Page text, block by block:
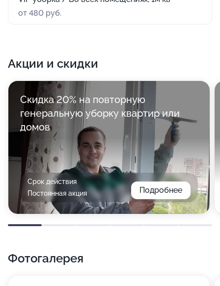
от 480 руб.
Акции и скидки
Скидка 20% на повторную
генеральную уборку квартир или
домов
Срок действия
Постоянная акция
Подробнее
Фотогалерея